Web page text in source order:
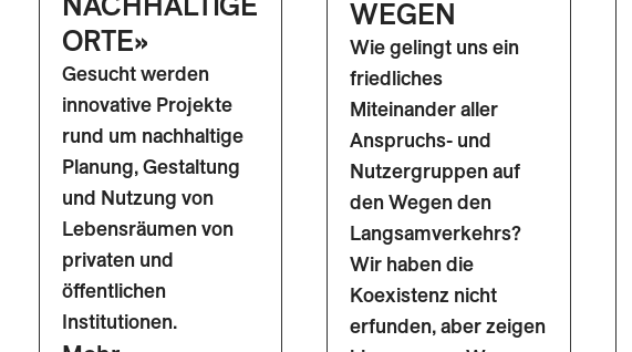
ORTE»
Gesucht werden
innovative Projekte
rund um nachhaltige
Planung, Gestaltung
und Nutzung von
Lebensräumen von
privaten und
öffentlichen
Institutionen.
WEGEN
Wie gelingt uns ein
friedliches
Miteinander aller
Anspruchs- und
Nutzergruppen auf
den Wegen den
Langsamverkehrs?
Wir haben die
Koexistenz nicht
erfunden, aber zeigen